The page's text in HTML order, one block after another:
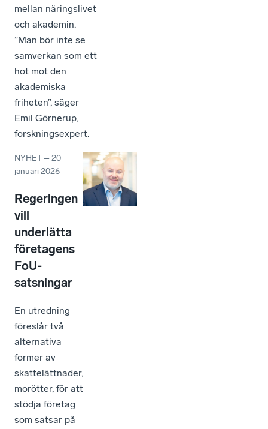
mellan näringslivet
och akademin.
”Man bör inte se
samverkan som ett
hot mot den
akademiska
friheten”, säger
Emil Görnerup,
forskningsexpert.
NYHET –20
januari 2026
Regeringen
vill
underlätta
företagens
FoU-
satsningar
En utredning
föreslår två
alternativa
former av
skattelättnader,
morötter, för att
stödja företag
som satsar på